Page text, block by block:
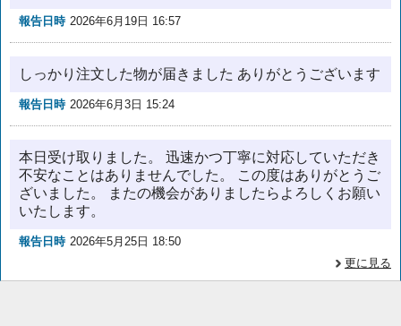
報告日時 2026年6月19日 16:57
しっかり注文した物が届きました ありがとうございます
報告日時 2026年6月3日 15:24
本日受け取りました。 迅速かつ丁寧に対応していただき
不安なことはありませんでした。 この度はありがとうご
ざいました。 またの機会がありましたらよろしくお願い
いたします。
報告日時 2026年5月25日 18:50
更に見る